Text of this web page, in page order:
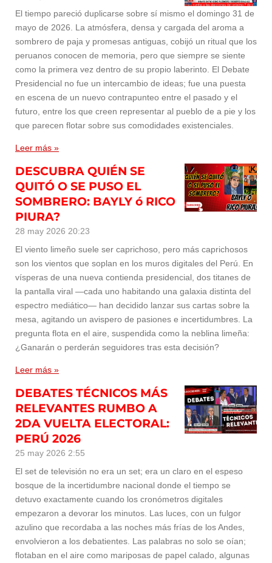
El tiempo pareció duplicarse sobre sí mismo el domingo 31 de
mayo de 2026. La atmósfera, densa y cargada del aroma a
sombrero de paja y promesas antiguas, cobijó un ritual que los
peruanos conocen de memoria, pero que siempre se siente
como la primera vez dentro de su propio laberinto. El Debate
Presidencial no fue un intercambio de ideas; fue una puesta
en escena de un nuevo contrapunteo entre el pasado y el
futuro, entre los que creen representar al pueblo de a pie y los
que parecen flotar sobre sus comodidades existenciales.
Leer más »
DESCUBRA QUIÉN SE
QUITÓ O SE PUSO EL
SOMBRERO: BAYLY ó RICO
PIURA?
28 may 2026 20:23
El viento limeño suele ser caprichoso, pero más caprichosos
son los vientos que soplan en los muros digitales del Perú. En
vísperas de una nueva contienda presidencial, dos titanes de
la pantalla viral —cada uno habitando una galaxia distinta del
espectro mediático— han decidido lanzar sus cartas sobre la
mesa, agitando un avispero de pasiones e incertidumbres. La
pregunta flota en el aire, suspendida como la neblina limeña:
¿Ganarán o perderán seguidores tras esta decisión?
Leer más »
DEBATES TÉCNICOS MÁS
RELEVANTES RUMBO A
2DA VUELTA ELECTORAL:
PERÚ 2026
25 may 2026 2:55
El set de televisión no era un set; era un claro en el espeso
bosque de la incertidumbre nacional donde el tiempo se
detuvo exactamente cuando los cronómetros digitales
empezaron a devorar los minutos. Las luces, con un fulgor
azulino que recordaba a las noches más frías de los Andes,
envolvieron a los debatientes. Las palabras no solo se oían;
flotaban en el aire como mariposas de papel calado, algunas